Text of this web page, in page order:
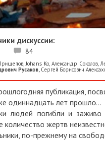
дискуссии:
84
,Johans Ko,Александр Соколов,
Русаков,Сергей Борисович Алексахин,
публикация,
лет прошло...
погибли и заживо
жертв неизвестно,
по-прежнему на свободе.